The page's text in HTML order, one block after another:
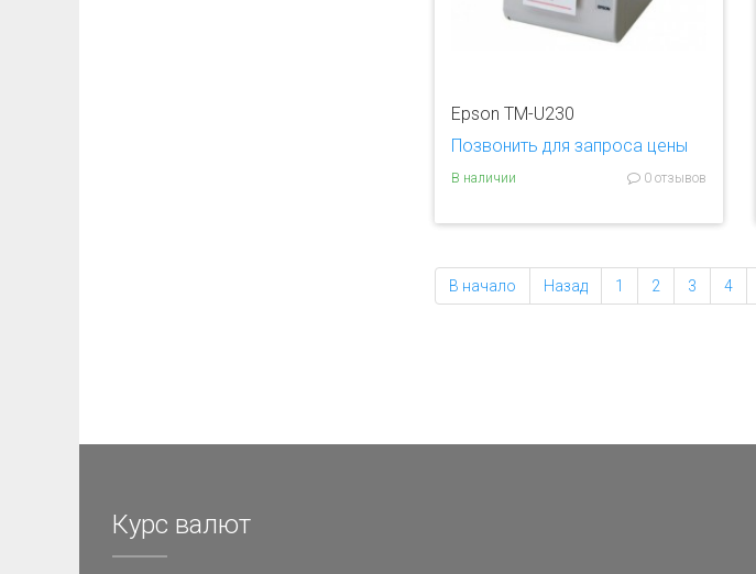
Epson TM-U230
Позвонить для запроса цены
В наличии 0 отзывов
В начало Назад 1 2 3 4
Курс валют